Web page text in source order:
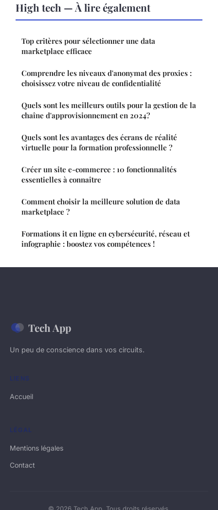
High tech — À lire également
Top critères pour sélectionner une data
marketplace efficace
Comprendre les niveaux d'anonymat des proxies :
choisissez votre niveau de confidentialité
Quels sont les meilleurs outils pour la gestion de la
chaîne d'approvisionnement en 2024?
Quels sont les avantages des écrans de réalité
virtuelle pour la formation professionnelle ?
Créer un site e-commerce : 10 fonctionnalités
essentielles à connaître
Comment choisir la meilleure solution de data
marketplace ?
Formations it en ligne en cybersécurité, réseau et
infographie : boostez vos compétences !
Tech App
Un peu de conscience dans vos circuits.
LIENS
Accueil
LÉGAL
Mentions légales
Contact